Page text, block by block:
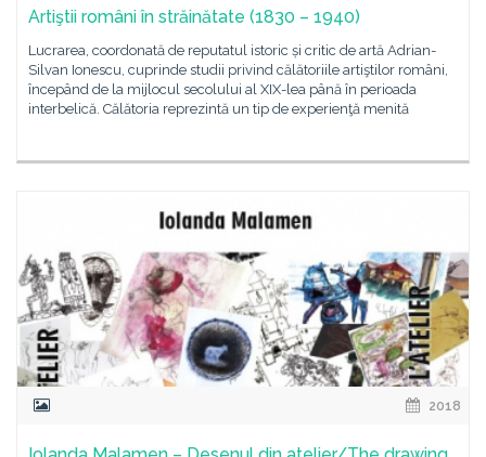
Artiştii români în străinătate (1830 – 1940)
Lucrarea, coordonată de reputatul istoric și critic de artă Adrian-
Silvan Ionescu, cuprinde studii privind călătoriile artiştilor români,
începând de la mijlocul secolului al XIX-lea până în perioada
interbelică. Călătoria reprezintă un tip de experienţă menită
2018